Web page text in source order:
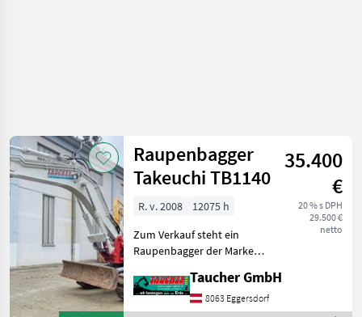
Raupenbagger
Takeuchi TB1140
35.400
€
20 % s DPH
29.500 €
netto
R. v. 2008
12075 h
Zum Verkauf steht ein
Raupenbagger der Marke
gutem Zustand. Baujahr:
2008 Betriebsstunden:
Taucher GmbH
8063 Eggersdorf